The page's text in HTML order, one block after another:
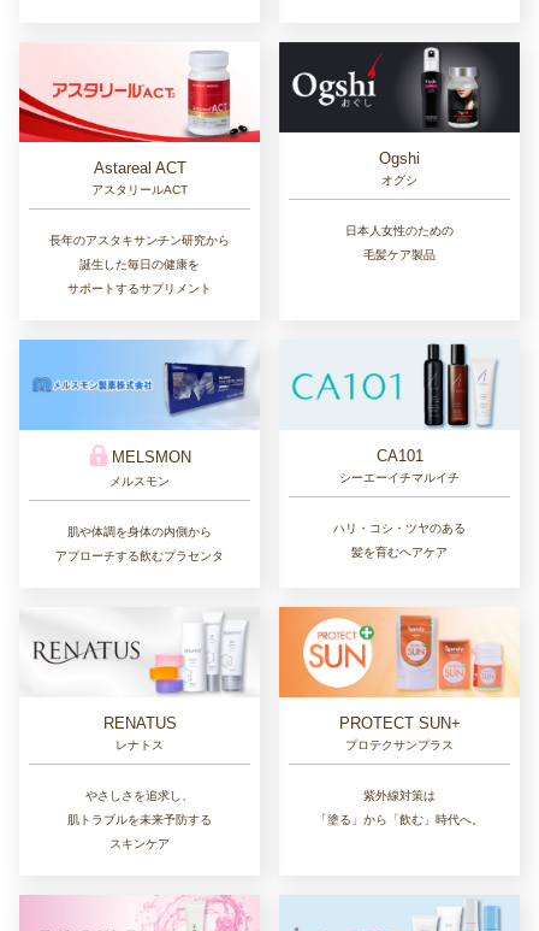
Astareal ACT
アスタリールACT
長年のアスタキサンチン研究から
誕生した毎日の健康を
サポートするサプリメント
Ogshi
オグシ
日本人女性のための
毛髪ケア製品
MELSMON
メルスモン
肌や体調を身体の内側から
アプローチする飲むプラセンタ
CA101
シーエーイチマルイチ
ハリ・コシ・ツヤのある
髪を育むヘアケア
RENATUS
レナトス
やさしさを追求し、
肌トラブルを未来予防する
スキンケア
PROTECT SUN+
プロテクサンプラス
紫外線対策は
「塗る」から「飲む」時代へ。